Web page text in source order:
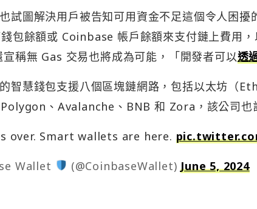
試圖解決用戶被告知可用資金不足這個令人困擾
包餘額或 Coinbase 帳戶餘額來支付鏈上費用
稱無 Gas 交易也將成為可能，「開發者可以透
智慧錢包支援八個區塊鏈網路，包括以太坊（
、Avalanche、BNB 和 Zora，該公司也
over. Smart wallets are here.
Wallet (@CoinbaseWallet)June 5, 2024